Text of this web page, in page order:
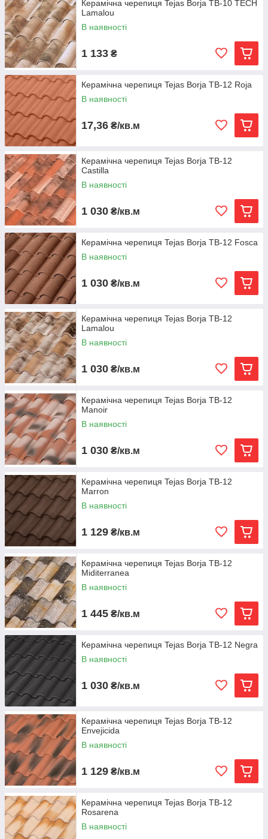
Керамічна черепиця Tejas Borja TB-10 TECH
Lamalou
В наявності
1 133 ₴
Керамічна черепиця Tejas Borja TB-12 Roja
В наявності
17,36 ₴/кв.м
Керамічна черепиця Tejas Borja TB-12
Сastilla
В наявності
1 030 ₴/кв.м
Керамічна черепиця Tejas Borja TB-12 Fosca
В наявності
1 030 ₴/кв.м
Керамічна черепиця Tejas Borja TB-12
Lamalou
В наявності
1 030 ₴/кв.м
Керамічна черепиця Tejas Borja TB-12
Manoir
В наявності
1 030 ₴/кв.м
Керамічна черепиця Tejas Borja TB-12
Marron
В наявності
1 129 ₴/кв.м
Керамічна черепиця Tejas Borja TB-12
Miditerranea
В наявності
1 445 ₴/кв.м
Керамічна черепиця Tejas Borja TB-12 Negra
В наявності
1 030 ₴/кв.м
Керамічна черепиця Tejas Borja TB-12
Envejicida
В наявності
1 129 ₴/кв.м
Керамічна черепиця Tejas Borja TB-12
Rosarena
В наявності